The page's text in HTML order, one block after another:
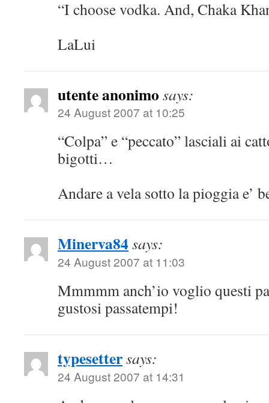
“I choose vodka. And, Chaka
LaLui
utente anonimo says:
24 August 2007 at 10:25
“Colpa” e “peccato” lasciali ai
bigotti…
Andare a vela sotto la pioggia e’
Minerva84says:
24 August 2007 at 11:03
Mmmmm anch’io voglio questi
gustosi passatempi!
typesettersays:
24 August 2007 at 14:31